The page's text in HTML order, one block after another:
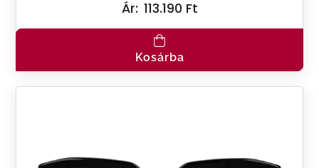
Ár: 113.190 Ft
Kosárba